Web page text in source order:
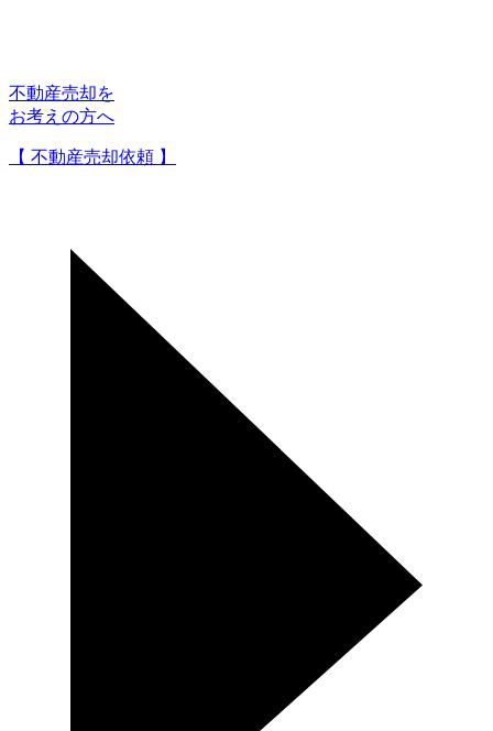
不動産売却を
お考えの方へ
【 不動産売却依頼 】